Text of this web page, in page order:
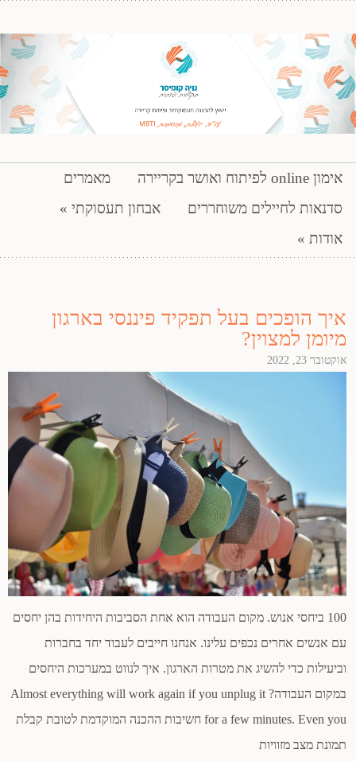
נויה קומיסר – תקשורת פותרת
דילוג לתוכן
אימון online לפיתוח ואושר בקריירה
מאמרים
סדנאות לחיילים משוחררים
אבחון תעסוקתי
אודות
איך הופכים בעל תפקיד פיננסי בארגון
מיומן למצוין?
אוקטובר 23, 2022
100 ביחסי אנוש. מקום העבודה הוא אחת הסביבות היחידות בהן יחסים
עם אנשים אחרים נכפים עלינו. אנחנו חייבים לעבוד יחד בחברות
וביעילות כדי להשיג את מטרות הארגון. איך לנווט במערכות היחסים
במקום העבודה? Almost everything will work again if you unplug it
for a few minutes. Even you חשיבות ההכנה המוקדמת לטובת קבלת
תמונת מצב מזוויות